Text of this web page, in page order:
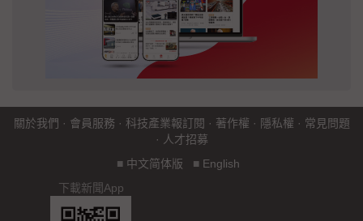
關於我們 · 會員服務 · 科技產業報訂閱 · 著作權 · 隱私權 · 常見問題
· 人才招募
■ 中文简体版 ■ English
下載新聞App